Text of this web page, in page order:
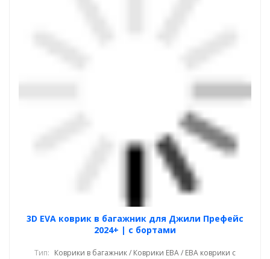
3D EVA коврик в багажник для Джили Префейс
2024+ | с бортами
Тип: Коврики в багажник / Коврики ЕВА / ЕВА коврики с